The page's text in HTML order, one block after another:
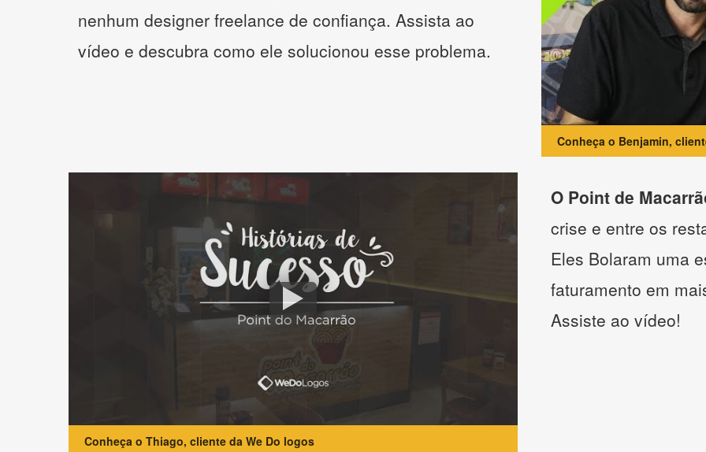
nenhum designer freelance de confiança. Assista ao
vídeo e descubra como ele solucionou esse problema.
Conheça o Benjamin,
Conheça o Thiago, cliente da We Do logos
O Point de
crise e entre os
Eles Bolaram uma
faturamento em
Assiste ao vídeo!